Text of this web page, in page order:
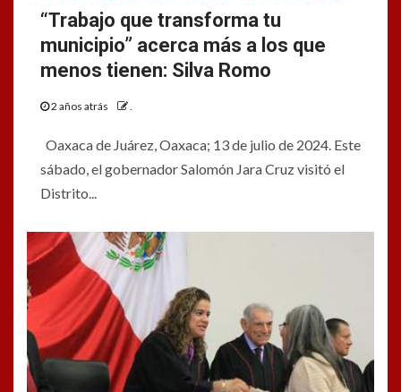
“Trabajo que transforma tu
municipio” acerca más a los que
menos tienen: Silva Romo
2 años atrás .
Oaxaca de Juárez, Oaxaca; 13 de julio de 2024. Este
sábado, el gobernador Salomón Jara Cruz visitó el
Distrito...